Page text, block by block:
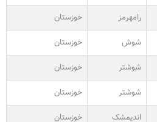
رامهرمز
خوزستان
شوش
خوزستان
شوشتر
خوزستان
شوشتر
خوزستان
اندیمشک خوزستان